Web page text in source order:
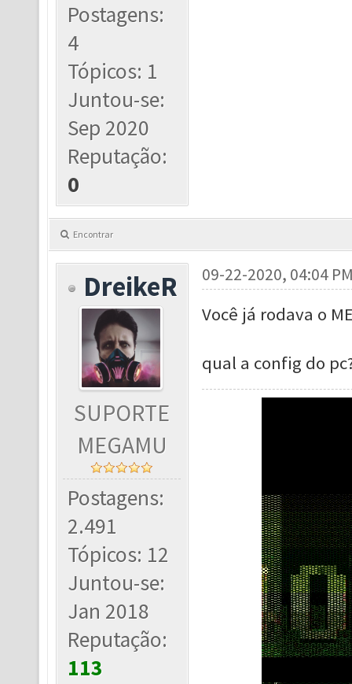
Postagens:
4
Tópicos: 1
Juntou-se:
Sep 2020
Reputação:
0
Encontrar
DreikeR
SUPORTE
MEGAMU
Postagens:
2.491
Tópicos: 12
Juntou-se:
Jan 2018
Reputação:
113
09-22-2020, 04:04
Você já rodava o
qual a config do